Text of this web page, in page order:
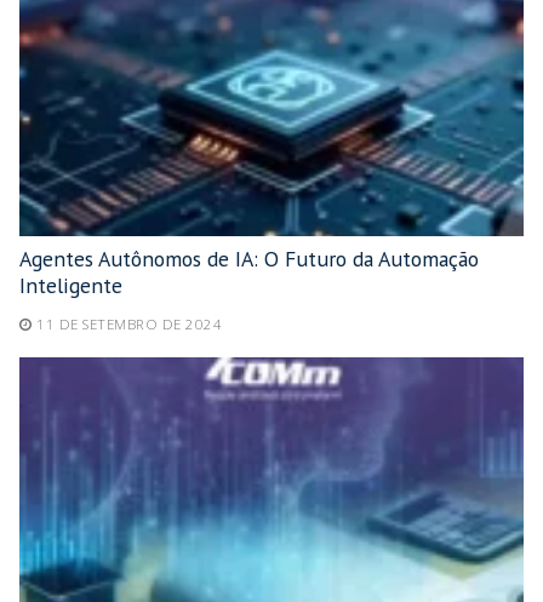
Agentes Autônomos de IA: O Futuro da Automação
Inteligente
11 DE SETEMBRO DE 2024